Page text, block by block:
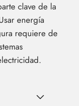
clave de la
energía
requiere de